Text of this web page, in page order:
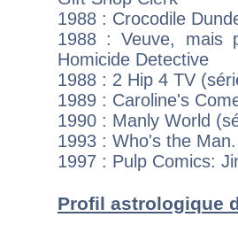
1988 : Crocodile
1988 : Veuve, mais
Homicide Detective
1988 : 2 Hip 4 TV
1989 : Caroline's
1990 : Manly World
1993 : Who's the
1997 : Pulp Comics:
Profil astrologique